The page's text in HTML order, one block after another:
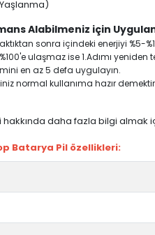
Alabilmeniz için
sonra içindeki enerjiyi
ulaşmaz ise 1.Adımı yeniden
en az 5 defa uygulayın.
normal kullanıma hazır
daha fazla bilgi almak
Batarya Pil özellikleri: